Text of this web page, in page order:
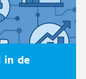
in de